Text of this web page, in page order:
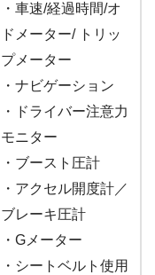
・車速/経過時間/オ
ドメーター/ トリッ
プメーター
・ナビゲーション
・ドライバー注意力
モニター
・ブースト圧計
・アクセル開度計／
ブレーキ圧計
・Gメーター
・シートベルト使用